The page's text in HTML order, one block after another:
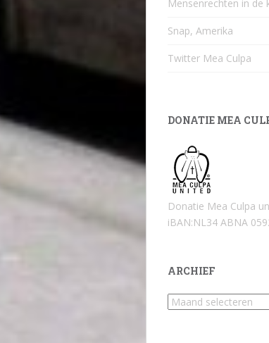
Mensenrechten in de
Snap, Amerika
Twitter Mea Culpa
DONATIE MEA
Donatie Mea Culpa
iBAN:NL34 ABNA
ARCHIEF
Archief